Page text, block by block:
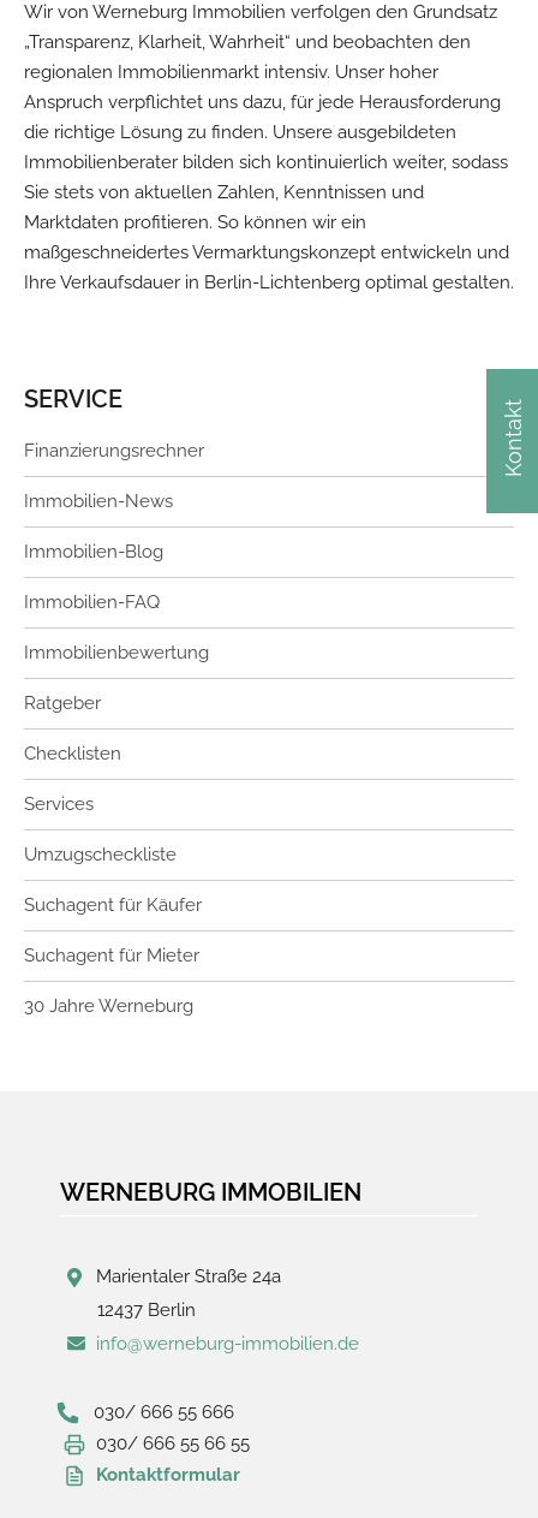
Kontakt
Wir von Werneburg Immobilien verfolgen den Grundsatz
„Transparenz, Klarheit, Wahrheit“ und beobachten den
regionalen Immobilienmarkt intensiv. Unser hoher
Anspruch verpflichtet uns dazu, für jede Herausforderung
die richtige Lösung zu finden. Unsere ausgebildeten
Immobilienberater bilden sich kontinuierlich weiter, sodass
Sie stets von aktuellen Zahlen, Kenntnissen und
Marktdaten profitieren. So können wir ein
maßgeschneidertes Vermarktungskonzept entwickeln und
Ihre Verkaufsdauer in Berlin-Lichtenberg optimal gestalten.
SERVICE
Finanzierungsrechner
Immobilien-News
Immobilien-Blog
Immobilien-FAQ
Immobilienbewertung
Ratgeber
Checklisten
Services
Umzugscheckliste
Suchagent für Käufer
Suchagent für Mieter
30 Jahre Werneburg
WERNEBURG IMMOBILIEN
Marientaler Straße 24a
12437 Berlin
info@werneburg-immobilien.de
030/ 666 55 666
030/ 666 55 66 55
Kontaktformular